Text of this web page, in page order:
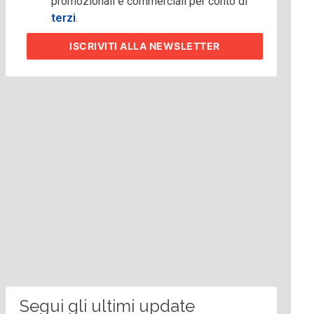
terzi.
ISCRIVITIALLA NEWSLETTER
Segui gli ultimi update